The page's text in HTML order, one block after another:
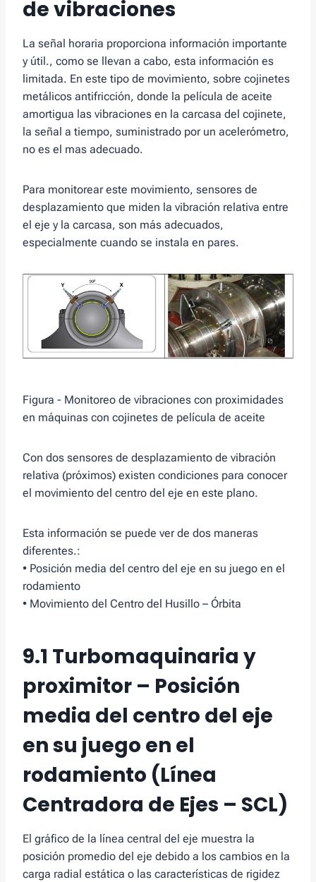
de vibraciones
La señal horaria proporciona información importante
y útil., como se llevan a cabo, esta información es
limitada. En este tipo de movimiento, sobre cojinetes
metálicos antifricción, donde la película de aceite
amortigua las vibraciones en la carcasa del cojinete,
la señal a tiempo, suministrado por un acelerómetro,
no es el mas adecuado.
Para monitorear este movimiento, sensores de
desplazamiento que miden la vibración relativa entre
el eje y la carcasa, son más adecuados,
especialmente cuando se instala en pares.
Figura - Monitoreo de vibraciones con proximidades
en máquinas con cojinetes de película de aceite
Con dos sensores de desplazamiento de vibración
relativa (próximos) existen condiciones para conocer
el movimiento del centro del eje en este plano.
Esta información se puede ver de dos maneras
diferentes.:
• Posición media del centro del eje en su juego en el
rodamiento
• Movimiento del Centro del Husillo – Órbita
9.1 Turbomaquinaria y
proximitor – Posición
media del centro del eje
en su juego en el
rodamiento (Línea
Centradora de Ejes – SCL)
El gráfico de la línea central del eje muestra la
posición promedio del eje debido a los cambios en la
carga radial estática o las características de rigidez